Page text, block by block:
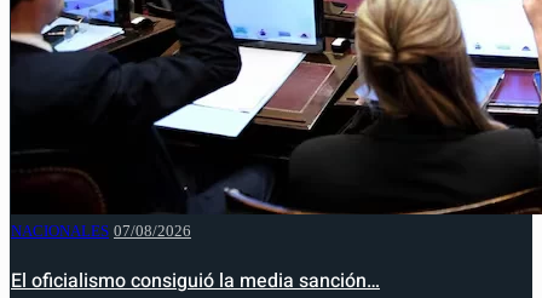
NACIONALES 07/08/2026
El oficialismo consiguió la media sanción…